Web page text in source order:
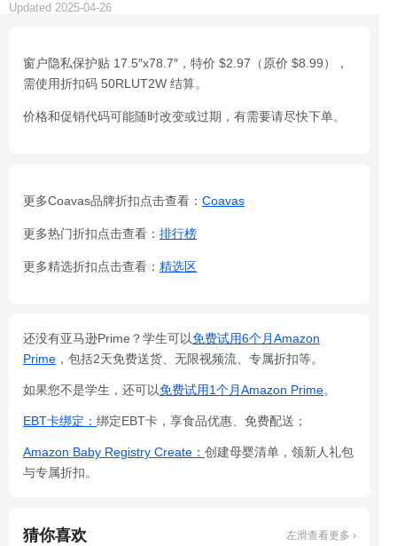
Updated 2025-04-26
窗户隐私保护贴 17.5″x78.7″，特价 $2.97（原价 $8.99），
需使用折扣码 50RLUT2W 结算。
价格和促销代码可能随时改变或过期，有需要请尽快下单。
更多Coavas品牌折扣点击查看： Coavas
更多热门折扣点击查看： 排行榜
更多精选折扣点击查看： 精选区
还没有亚马逊Prime？学生可以免费试用6个月Amazon
Prime ，包括2天免费送货、无限视频流、专属折扣等。
如果您不是学生，还可以免费试用1个月Amazon Prime。
EBT卡绑定： 绑定EBT卡，享食品优惠、免费配送；
Amazon Baby Registry Create： 创建母婴清单，领新人礼包
与专属折扣。
猜你喜欢 左滑查看更多 ›